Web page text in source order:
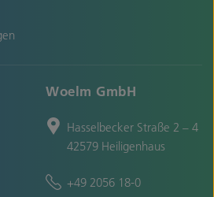
Woelm GmbH
Hasselbecker Straße 2 – 4
42579 Heiligenhaus
+49 2056 18-0